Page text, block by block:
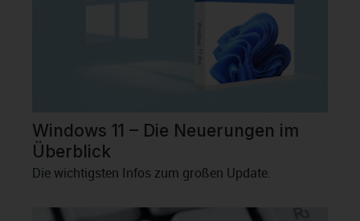
Windows 11 – Die Neuerungen im
Überblick
Die wichtigsten Infos zum großen Update.